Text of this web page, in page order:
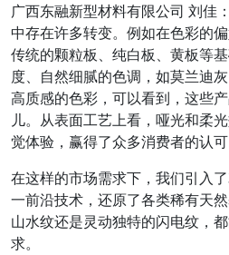
广西东融新型材料有限公司 刘佳
中存在许多转变。例如在色彩的
传统的颗粒板、纯白板、黄板等
度、自然细腻的色调，如莫兰迪
高质感的色彩，可以看到，这些
儿。从表面工艺上看，哑光和柔
觉体验，赢得了众多消费者的认可
在这样的市场需求下，我们引入
一前沿技术，还原了各类稀有天
山水纹还是灵动独特的闪电纹，
求。